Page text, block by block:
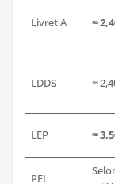
Livret A ≈
LDDS ≈
LEP ≈
PEL